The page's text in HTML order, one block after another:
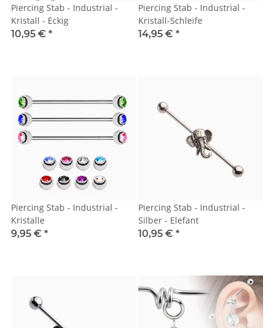
Piercing Stab - Industrial -
Kristall - Eckig
10,95 € *
Piercing Stab - Industrial -
Kristall-Schleife
14,95 € *
Piercing Stab - Industrial -
Kristalle
9,95 € *
Piercing Stab - Industrial -
Silber - Elefant
10,95 € *